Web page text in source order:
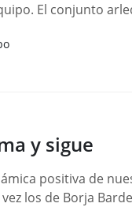
El conjunto
y sigue
positiva de
vez los de Borja